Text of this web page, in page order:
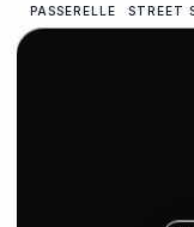
2026
PASSERELLE STREET